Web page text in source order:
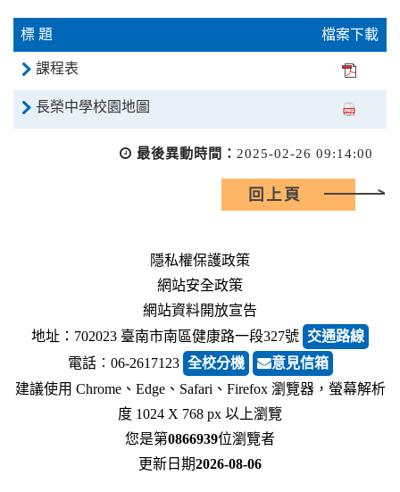
標 題 檔案下載
課程表
長榮中學校園地圖
最後異動時間： 2025-02-26 09:14:00
回上頁
隱私權保護政策
網站安全政策
網站資料開放宣告
地址：702023 臺南市南區健康路一段327號 交通路線
電話︰06-2617123 全校分機
意見信箱
建議使用 Chrome、Edge、Safari、Firefox 瀏覽器，螢幕解析
度 1024 X 768 px 以上瀏覽
您是第0866939位瀏覽者
更新日期2026-08-06